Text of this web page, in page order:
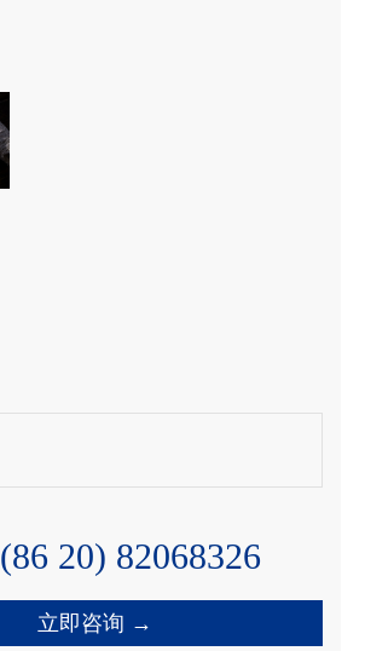
立即咨询 →
(86 20) 82068326